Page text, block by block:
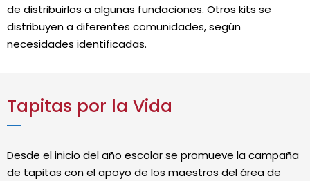
de distribuirlos a algunas fundaciones. Otros kits se
distribuyen a diferentes comunidades, según
necesidades identificadas.
Tapitas por la Vida
Desde el inicio del año escolar se promueve la campaña
de tapitas con el apoyo de los maestros del área de